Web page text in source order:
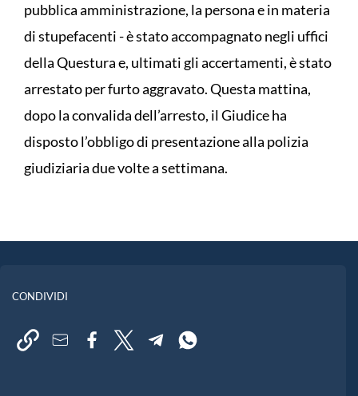
pubblica amministrazione, la persona e in materia
di stupefacenti - è stato accompagnato negli uffici
della Questura e, ultimati gli accertamenti, è stato
arrestato per furto aggravato. Questa mattina,
dopo la convalida dell’arresto, il Giudice ha
disposto l’obbligo di presentazione alla polizia
giudiziaria due volte a settimana.
CONDIVIDI